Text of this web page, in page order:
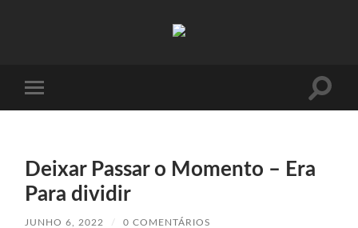
mobile
Toggle
Deixar Passar o Momento – Era
Para dividir
JUNHO 6, 2022 / 0 COMENTÁRIOS